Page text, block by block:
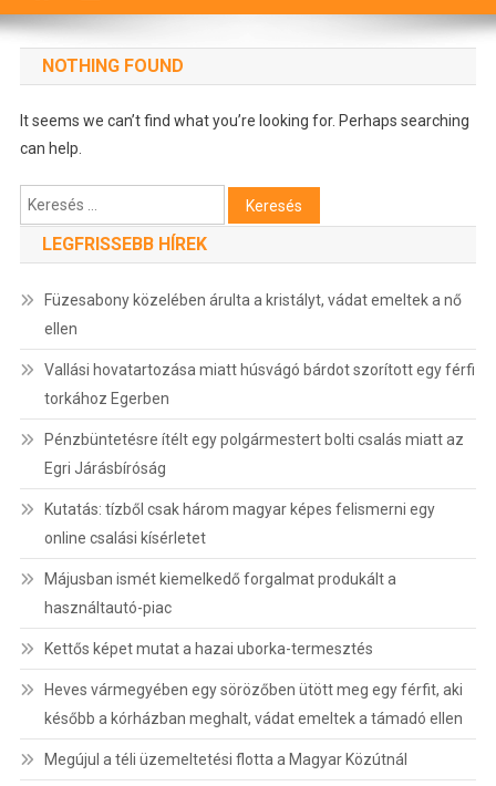
NOTHING FOUND
It seems we can’t find what you’re looking for. Perhaps searching
can help.
Keresés:
LEGFRISSEBB HÍREK
Füzesabony közelében árulta a kristályt, vádat emeltek a nő
ellen
Vallási hovatartozása miatt húsvágó bárdot szorított egy férfi
torkához Egerben
Pénzbüntetésre ítélt egy polgármestert bolti csalás miatt az
Egri Járásbíróság
Kutatás: tízből csak három magyar képes felismerni egy
online csalási kísérletet
Májusban ismét kiemelkedő forgalmat produkált a
használtautó-piac
Kettős képet mutat a hazai uborka-termesztés
Heves vármegyében egy sörözőben ütött meg egy férfit, aki
később a kórházban meghalt, vádat emeltek a támadó ellen
Megújul a téli üzemeltetési flotta a Magyar Közútnál